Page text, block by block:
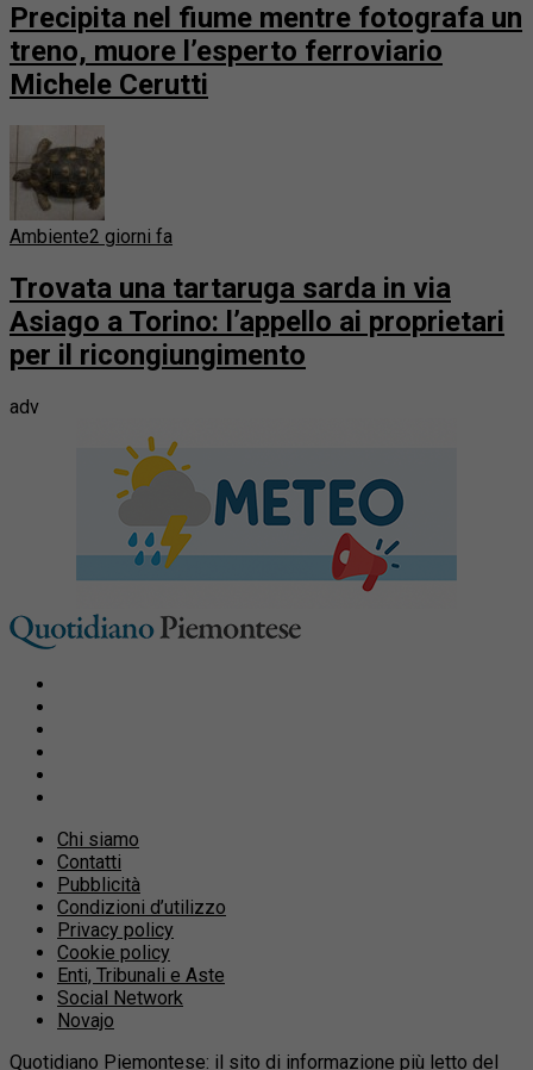
Precipita nel fiume mentre fotografa un
treno, muore l’esperto ferroviario
Michele Cerutti
Ambiente2 giorni fa
Trovata una tartaruga sarda in via
Asiago a Torino: l’appello ai proprietari
per il ricongiungimento
adv
Chi siamo
Contatti
Pubblicità
Condizioni d’utilizzo
Privacy policy
Cookie policy
Enti, Tribunali e Aste
Social Network
Novajo
Quotidiano Piemontese: il sito di informazione più letto del